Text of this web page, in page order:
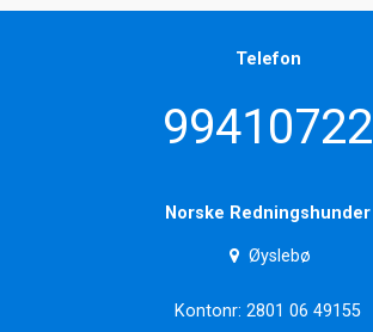
Telefon
99410722
Norske Redningshunder
Øyslebø
Kontonr: 2801 06 49155